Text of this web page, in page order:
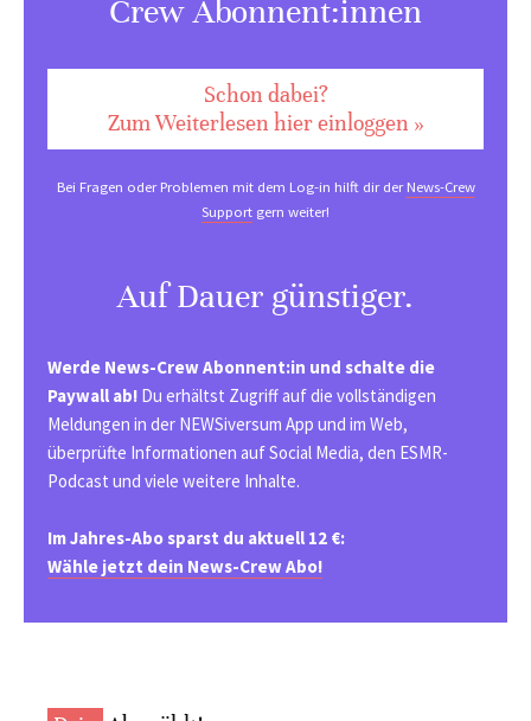
Crew Abonnent:innen
Schon dabei?
Zum Weiterlesen hier einloggen »
Bei Fragen oder Problemen mit dem Log-in hilft dir derNews-Crew
Support gern weiter!
Auf Dauer günstiger.
Werde News-Crew Abonnent:in und schalte die
Paywall ab! Du erhältst Zugriff auf die vollständigen
Meldungen in der NEWSiversum App und im Web,
überprüfte Informationen auf Social Media, den ESMR-
Podcast und viele weitere Inhalte.
Im Jahres-Abo sparst du aktuell 12 €:
Wähle jetzt dein News-Crew Abo!